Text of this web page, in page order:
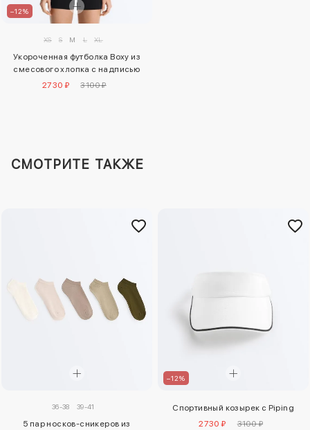
–12%
XS S M L XL
Укороченная футболка Boxy из
смесового хлопка с надписью
2730 ₽
3100 ₽
СМОТРИТЕ ТАКЖЕ
36-38 39-41
5 пар носков-сникеров из
–12%
Спортивный козырек с Piping
2730 ₽
3100 ₽